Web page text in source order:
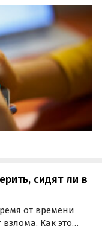
WhatsApp на
участия
сидят ли в
от времени
Как это